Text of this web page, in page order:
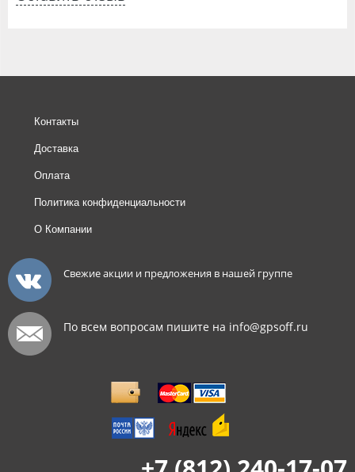
Контакты
Доставка
Оплата
Политика конфиденциальности
О Компании
Свежие акции и предложения в нашей группе
По всем вопросам пишите на info@gpsoff.ru